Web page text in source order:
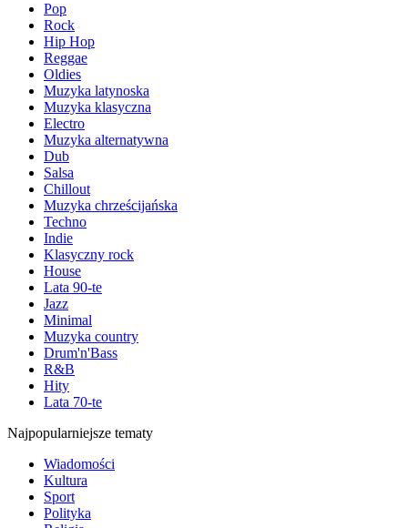
Pop
Rock
Hip Hop
Reggae
Oldies
Muzyka latynoska
Muzyka klasyczna
Electro
Muzyka alternatywna
Dub
Salsa
Chillout
Muzyka chrześcijańska
Techno
Indie
Klasyczny rock
House
Lata 90-te
Jazz
Minimal
Muzyka country
Drum'n'Bass
R&B
Hity
Lata 70-te
Najpopularniejsze tematy
Wiadomości
Kultura
Sport
Polityka